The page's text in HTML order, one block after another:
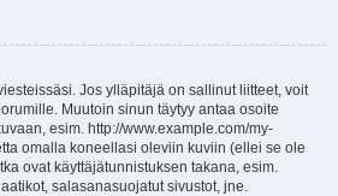
Jos ylläpitäjä on sallinut liitteet, voit
Muutoin sinun täytyy antaa osoite
esim. http://www.example.com/my-
omalla koneellasi oleviin kuviin (ellei se ole
ovat käyttäjätunnistuksen takana, esim.
salasanasuojatut sivustot, jne.